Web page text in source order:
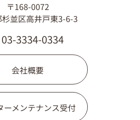
〒168-0072
並区高井戸東3-6-3
03-3334-0334
会社概要
ーメンテナンス受付